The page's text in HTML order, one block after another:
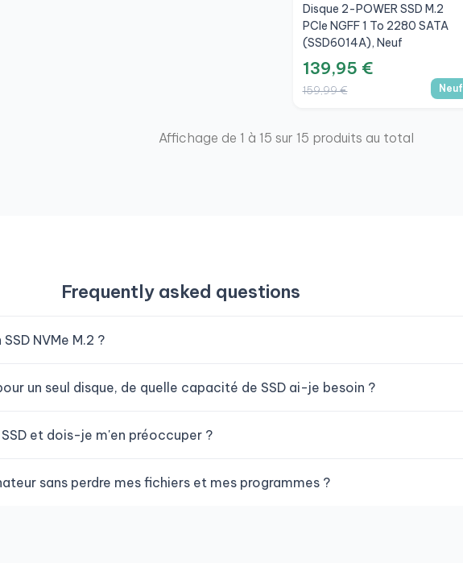
Disque 2-POWER SSD M.2
PCIe NGFF 1 To 2280 SATA
(SSD6014A), Neuf
139,95 €
159,99 € Neuf
Affichage de 1 à 15 sur 15 produits au total
Frequently asked questions
NVMe M.2 ?
un seul disque, de quelle capacité de SSD ai-je besoin ?
et dois-je m'en préoccuper ?
sans perdre mes fichiers et mes programmes ?